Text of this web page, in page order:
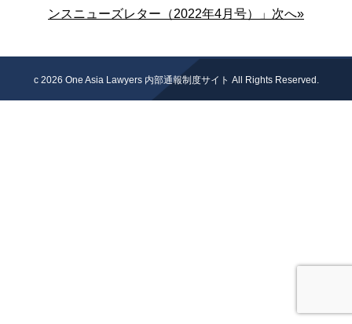
ンスニューズレター（2022年4月号）」次へ»
c 2026 One Asia Lawyers 内部通報制度サイト All Rights Reserved.